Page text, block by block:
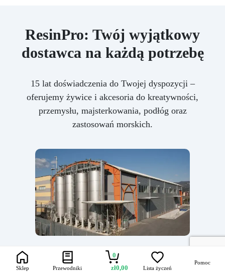
ResinPro: Twój wyjątkowy
dostawca na każdą potrzebę
15 lat doświadczenia do Twojej dyspozycji –
oferujemy żywice i akcesoria do kreatywności,
przemysłu, majsterkowania, podłóg oraz
zastosowań morskich.
Sklep Przewodniki
0
zł0,00 Lista życzeń
Pomoc